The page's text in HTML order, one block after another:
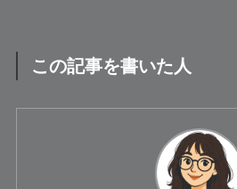
この記事を書いた人